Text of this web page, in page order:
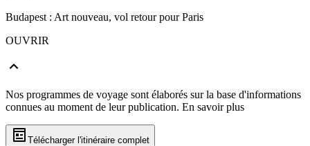
Budapest : Art nouveau, vol retour pour Paris
OUVRIR
Nos programmes de voyage sont élaborés sur la base d'informations
connues au moment de leur publication. En savoir plus
Télécharger l'itinéraire complet